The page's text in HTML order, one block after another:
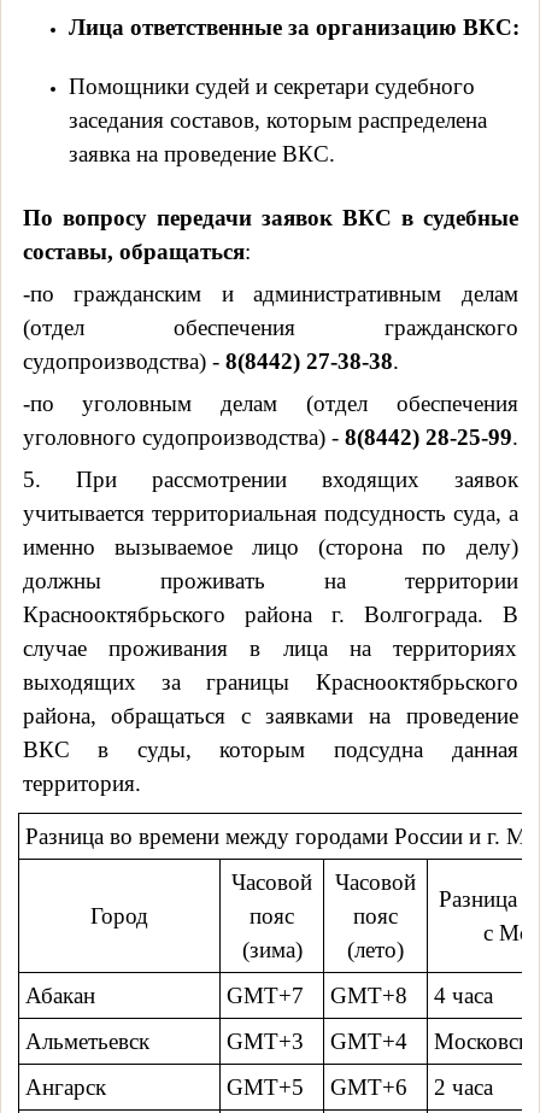
Лица ответственные за организацию ВКС:
Помощники судей и секретари судебного
заседания составов, которым распределена
заявка на проведение ВКС.
По вопросу передачи заявок ВКС в судебные
составы, обращаться:
-по гражданским и административным делам
(отдел обеспечения гражданского
судопроизводства) - 8(8442) 27-38-38.
-по уголовным делам (отдел обеспечения
уголовного судопроизводства) - 8(8442) 28-25-99.
5. При рассмотрении входящих заявок
учитывается территориальная подсудность суда, а
именно вызываемое лицо (сторона по делу)
должны проживать на территории
Краснооктябрьского района г. Волгограда. В
случае проживания в лица на территориях
выходящих за границы Краснооктябрьского
района, обращаться с заявками на проведение
ВКС в суды, которым подсудна данная
территория.
Разница во времени между городами России и г.
Город
Часовой
пояс
(зима)
Часовой
пояс
(лето)
Разница
с
Абакан GMT+7 GMT+8
4 часa
Альметьевск
GMT+3 GMT+4
Ангарск
GMT+5 GMT+6
2 часa